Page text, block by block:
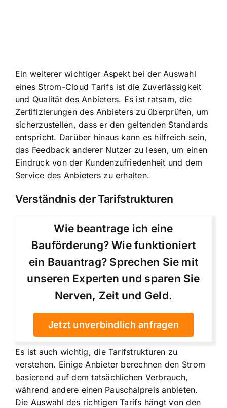
Ein weiterer wichtiger Aspekt bei der Auswahl
eines Strom-Cloud Tarifs ist die Zuverlässigkeit
und Qualität des Anbieters. Es ist ratsam, die
Zertifizierungen des Anbieters zu überprüfen, um
sicherzustellen, dass er den geltenden Standards
entspricht. Darüber hinaus kann es hilfreich sein,
das Feedback anderer Nutzer zu lesen, um einen
Eindruck von der Kundenzufriedenheit und dem
Service des Anbieters zu erhalten.
Verständnis der Tarifstrukturen
Wie beantrage ich eine
Bauförderung? Wie funktioniert
ein Bauantrag? Sprechen Sie mit
unseren Experten und sparen Sie
Nerven, Zeit und Geld.
Jetzt unverbindlich anfragen
Es ist auch wichtig, die Tarifstrukturen zu
verstehen. Einige Anbieter berechnen den Strom
basierend auf dem tatsächlichen Verbrauch,
während andere einen Pauschalpreis anbieten.
Die Auswahl des richtigen Tarifs hängt von den